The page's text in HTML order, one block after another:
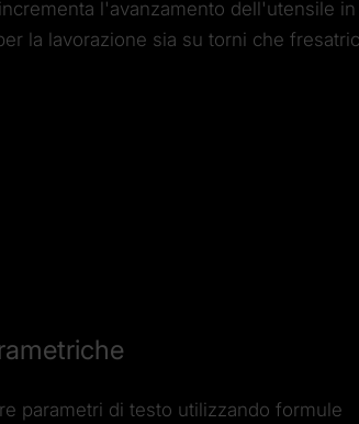
l'avanzamento dell'utensile
la lavorazione sia su torni che
parametri di testo utilizzando formule